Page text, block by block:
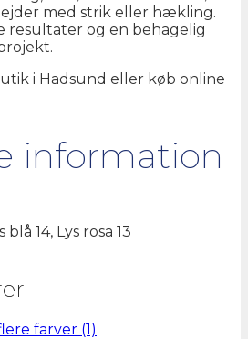
med strik eller hækling.
resultater og en behagelig
i Hadsund eller køb online
information
blå 14, Lys rosa 13